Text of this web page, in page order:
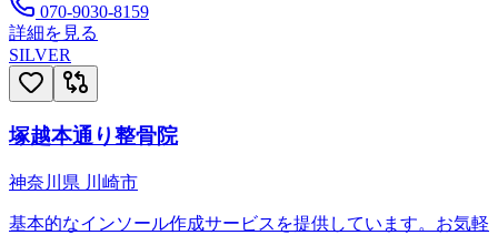
070-9030-8159
詳細を見る
SILVER
塚越本通り整骨院
神奈川県 川崎市
基本的なインソール作成サービスを提供しています。お気軽